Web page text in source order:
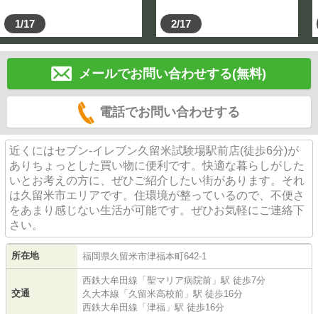
1/17 2/17
メールでお問い合わせする(無料)
電話でお問い合わせする
近くにはセブン-イレブン久留米試験場駅前店(徒歩6分)が
ありちょっとした買い物に便利です。快適な暮らしがした
いとお考えの方に、ぜひご紹介したい街があります。それ
は久留米市エリアです。住環境が整っているので、不便さ
をあまり感じない生活が可能です。ぜひお気軽にご連絡下
さい。
所在地 福岡県久留米市津福本町642-1
交通
西鉄大牟田線 「聖マリア病院前 」駅 徒歩7分
久大本線 「久留米高校前 」駅 徒歩16分
西鉄大牟田線 「津福 」駅 徒歩16分